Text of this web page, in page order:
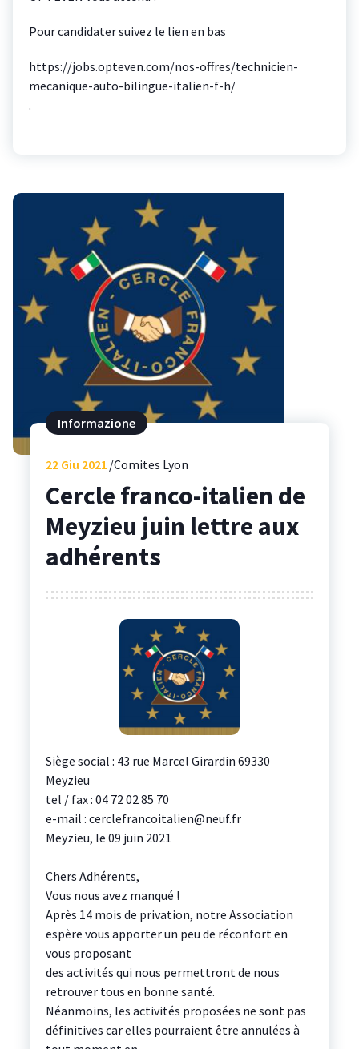
Pour candidater suivez le lien en bas
https://jobs.opteven.com/nos-offres/technicien-
mecanique-auto-bilingue-italien-f-h/
.
Informazione
22Giu 2021 Comites Lyon
Cercle franco-italien de
Meyzieu juin lettre aux
adhérents
Siège social : 43 rue Marcel Girardin 69330
Meyzieu
tel / fax : 04 72 02 85 70
e-mail : cerclefrancoitalien@neuf.fr
Meyzieu, le 09 juin 2021
Chers Adhérents,
Vous nous avez manqué !
Après 14 mois de privation, notre Association
espère vous apporter un peu de réconfort en
vous proposant
des activités qui nous permettront de nous
retrouver tous en bonne santé.
Néanmoins, les activités proposées ne sont pas
définitives car elles pourraient être annulées à